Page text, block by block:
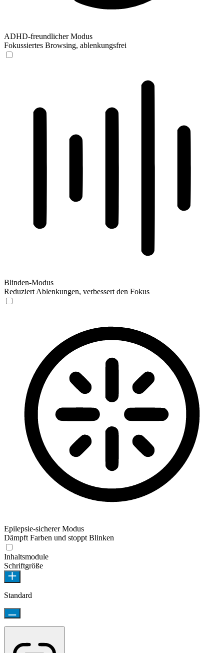
ADHD-freundlicher Modus
Fokussiertes Browsing, ablenkungsfrei
Blinden-Modus
Reduziert Ablenkungen, verbessert den Fokus
Epilepsie-sicherer Modus
Dämpft Farben und stoppt Blinken
Inhaltsmodule
Schriftgröße
Standard